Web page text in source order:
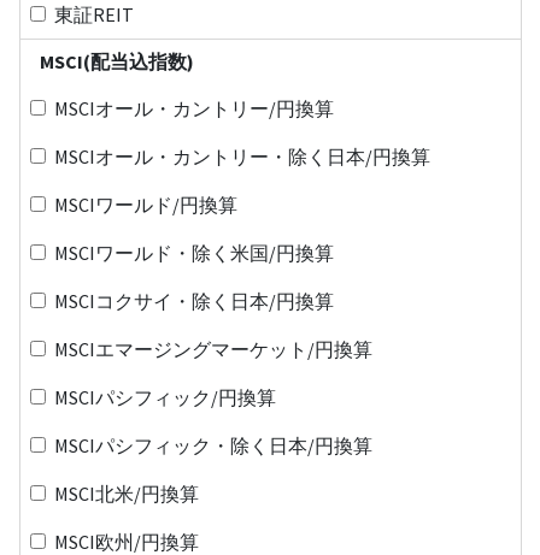
東証REIT
MSCI(配当込指数)
MSCIオール・カントリー/円換算
MSCIオール・カントリー・除く日本/円換算
MSCIワールド/円換算
MSCIワールド・除く米国/円換算
MSCIコクサイ・除く日本/円換算
MSCIエマージングマーケット/円換算
MSCIパシフィック/円換算
MSCIパシフィック・除く日本/円換算
MSCI北米/円換算
MSCI欧州/円換算